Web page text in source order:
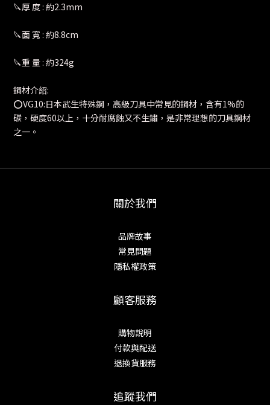
🔪厚 度 : 約2.3mm
🔪面 寬 : 約8.8cm
🔪重 量 : 約324g
鋼材介紹:
⭕️VG10:日本武生特殊鋼，高級刀具中常見的鋼材，含有1%的
碳，硬度60以上，十分耐腐蝕又不生鏽，是非常理想的刀具鋼材
之一。
關於我們
品牌故事
常見問題
隱私權政策
顧客服務
購物說明
付款與配送
退換貨服務
追蹤我們